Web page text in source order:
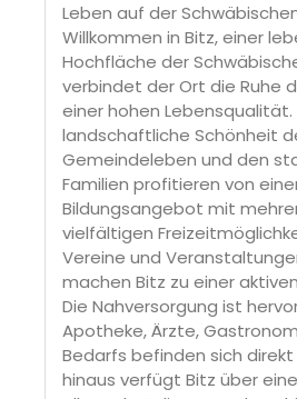
Leben auf der
Willkommen in Bitz, einer
Hochfläche der
verbindet der Ort die Ruhe
einer hohen Lebensqualität.
landschaftliche Schönheit
Gemeindeleben und den
Familien profitieren von
Bildungsangebot mit
vielfältigen
Vereine und
machen Bitz zu einer
Die Nahversorgung ist
Apotheke, Ärzte,
Bedarfs befinden sich
hinaus verfügt Bitz über